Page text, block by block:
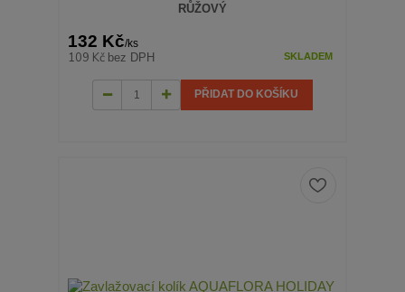
RŮŽOVÝ
132 Kč/ks
109 Kč bez DPH SKLADEM
PŘIDAT DO KOŠÍKU